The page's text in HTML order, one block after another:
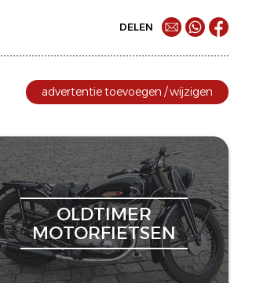
DELEN
advertentie toevoegen / wijzigen
OLDTIMER
MOTORFIETSEN